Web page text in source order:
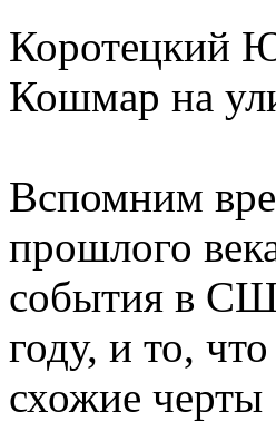
Коротецкий
Кошмар на
Вспомним
прошлого
события в
году, и то,
схожие черты